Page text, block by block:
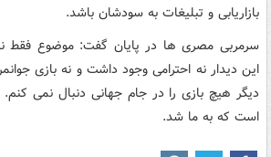
بازاریابی و تبلیغات به سودشان باشد.
سرمربی مصری ها در پایان گفت: موضوع فقط
این دیدار نه احترامی وجود داشت و نه بازی
دیگر هیچ بازی را در جام جهانی دنبال نمی
است که به ما شد.